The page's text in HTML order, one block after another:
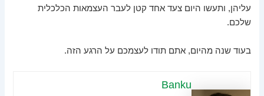
עליהן, ותעשו היום צעד אחד קטן לעבר העצמאות הכלכלית
שלכם.
בעוד שנה מהיום, אתם תודו לעצמכם על הרגע הזה.
Banku